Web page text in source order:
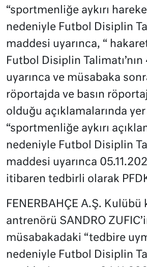
“sportmenliğe aykırı
nedeniyle Futbol Disiplin
maddesi uyarınca, “
Futbol Disiplin Talimatı’nın
uyarınca ve müsabaka
röportajda ve basın
olduğu açıklamalarında
“sportmenliğe aykırı
nedeniyle Futbol Disiplin
maddesi uyarınca
itibaren tedbirli olarak
FENERBAHÇE A.Ş. Kulübü
antrenörü SANDRO
müsabakadaki “tedbire
nedeniyle Futbol Disiplin